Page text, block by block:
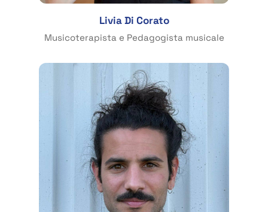
Livia Di Corato
Musicoterapista e Pedagogista musicale